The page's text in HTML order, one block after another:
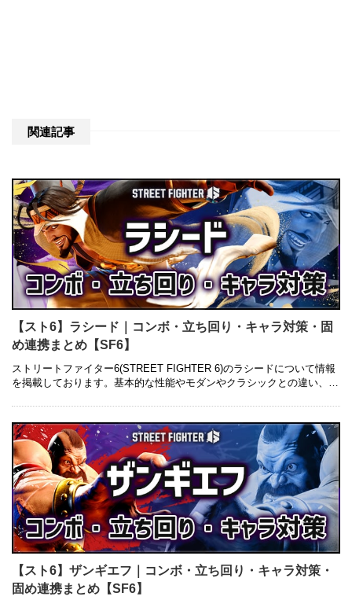
関連記事
【スト6】ラシード｜コンボ・立ち回り・キャラ対策・固
め連携まとめ【SF6】
ストリートファイター6(STREET FIGHTER 6)のラシードについて情報
を掲載しております。基本的な性能やモダンやクラシックとの違い、コ
【スト6】ザンギエフ｜コンボ・立ち回り・キャラ対策・
固め連携まとめ【SF6】